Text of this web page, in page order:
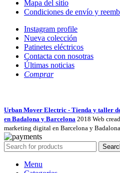
Mapa del sitio
Condiciones de envío y
Instagram profile
Nueva colección
Patinetes eléctricos
Contacta con nosotras
Últimas noticias
Comprar
Urban Mover Electric - Tienda y taller
en Badalona y Barcelona 2018 Web
marketing digital en Barcelona y Badalona.
Menu